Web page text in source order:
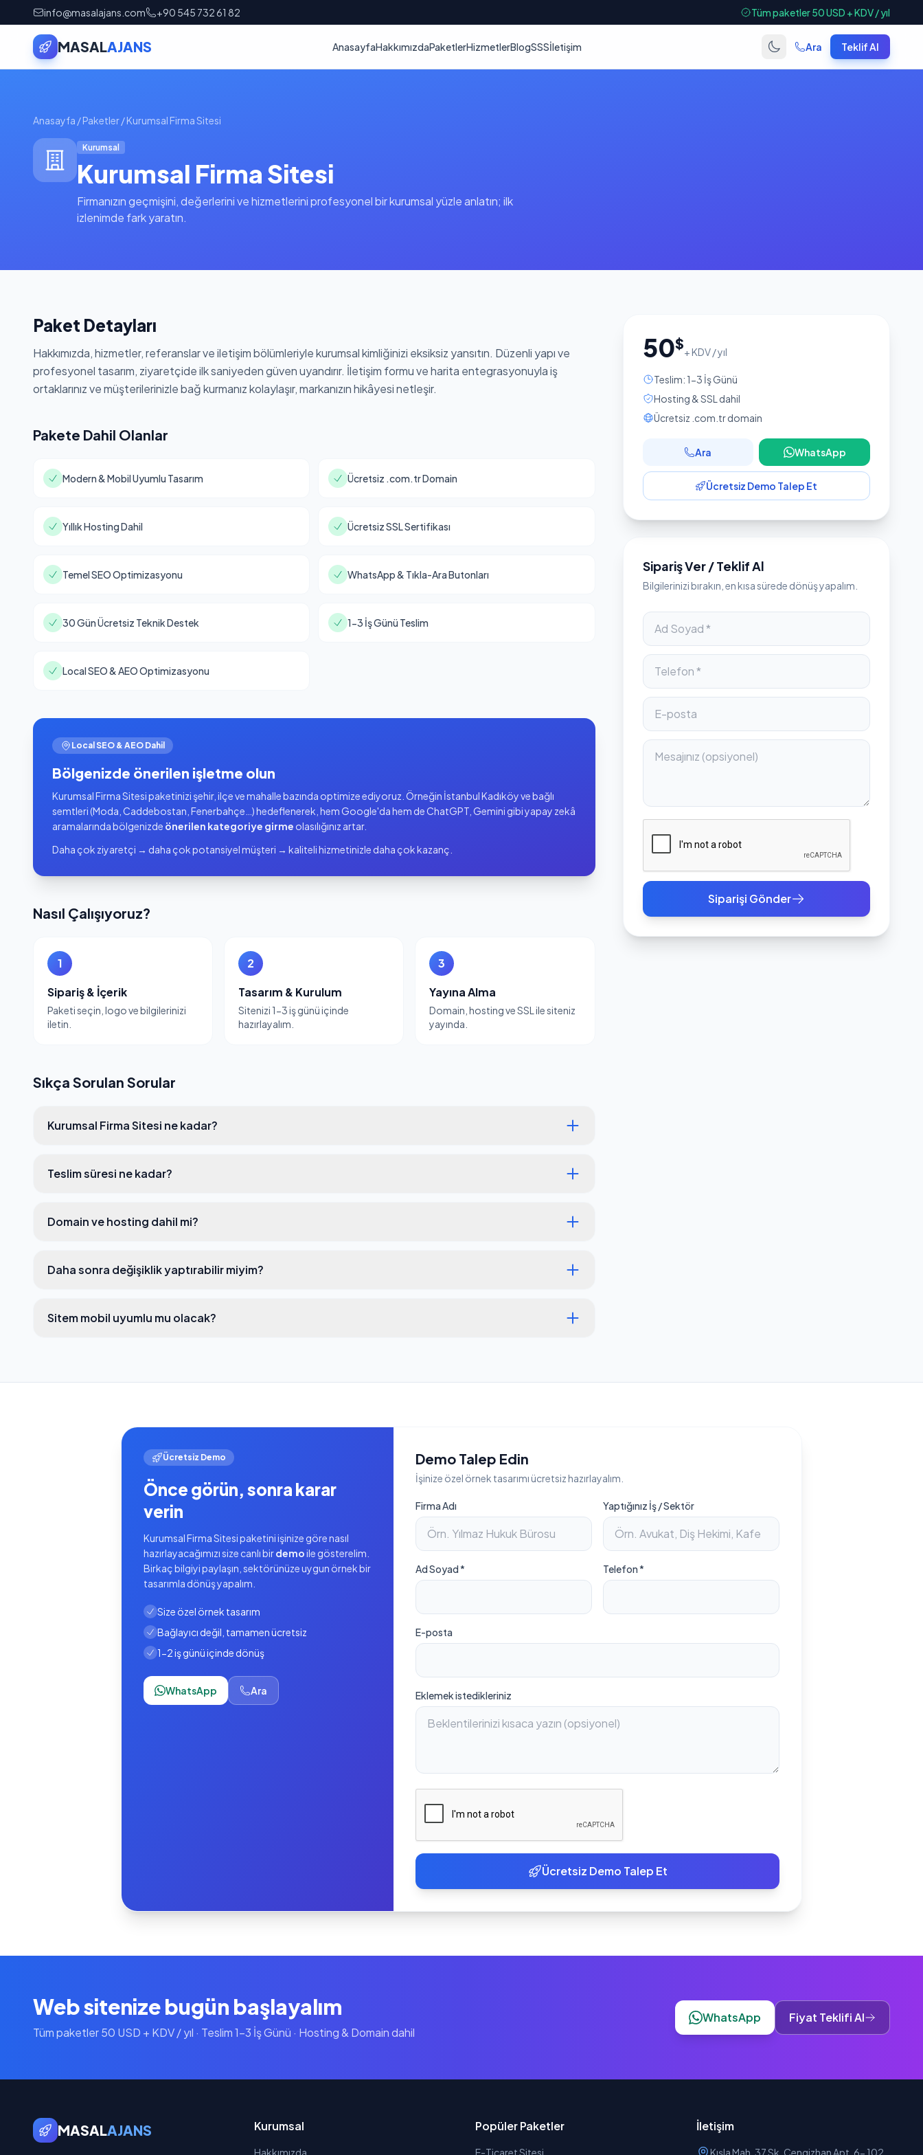
info@masalajans.com +90 545 732 61 82 Tüm paketler 50 USD + KDV / yıl
MASALAJANS AnasayfaHakkımızdaPaketlerHizmetlerBlogSSSİletişim Ara Teklif Al
Anasayfa /Paketler/Kurumsal Firma Sitesi
Kurumsal
Kurumsal Firma Sitesi
Firmanızın geçmişini, değerlerini ve hizmetlerini profesyonel bir kurumsal yüzle anlatın; ilk
izlenimde fark yaratın.
Paket Detayları
Hakkımızda, hizmetler, referanslar ve iletişim bölümleriyle kurumsal kimliğinizi eksiksiz yansıtın. Düzenli yapı ve
profesyonel tasarım, ziyaretçide ilk saniyeden güven uyandırır. İletişim formu ve harita entegrasyonuyla iş
ortaklarınız ve müşterilerinizle bağ kurmanız kolaylaşır, markanızın hikâyesi netleşir.
Pakete Dahil Olanlar
Modern & Mobil Uyumlu Tasarım Ücretsiz .com.tr Domain
Yıllık Hosting Dahil Ücretsiz SSL Sertifikası
Temel SEO Optimizasyonu WhatsApp & Tıkla-Ara Butonları
30 Gün Ücretsiz Teknik Destek 1-3 İş Günü Teslim
Local SEO & AEO Optimizasyonu
Local SEO & AEO Dahil
Bölgenizde önerilen işletme olun
Kurumsal Firma Sitesi paketinizi şehir, ilçe ve mahalle bazında optimize ediyoruz. Örneğin İstanbul Kadıköy ve bağlı
semtleri (Moda, Caddebostan, Fenerbahçe…) hedeflenerek, hem Google'da hem de ChatGPT, Gemini gibi yapay zekâ
aramalarında bölgenizde önerilen kategoriye girme olasılığınız artar.
Daha çok ziyaretçi → daha çok potansiyel müşteri → kaliteli hizmetinizle daha çok kazanç.
Nasıl Çalışıyoruz?
1
Sipariş & İçerik
Paketi seçin, logo ve bilgilerinizi
iletin.
2
Tasarım & Kurulum
Sitenizi 1-3 iş günü içinde
hazırlayalım.
3
Yayına Alma
Domain, hosting ve SSL ile siteniz
yayında.
Sıkça Sorulan Sorular
Kurumsal Firma Sitesi ne kadar?
Teslim süresi ne kadar?
Domain ve hosting dahil mi?
Daha sonra değişiklik yaptırabilir miyim?
Sitem mobil uyumlu mu olacak?
50$+ KDV / yıl
Teslim: 1-3 İş Günü
Hosting & SSL dahil
Ücretsiz .com.tr domain
Ara WhatsApp
Ücretsiz Demo Talep Et
Sipariş Ver / Teklif Al
Bilgilerinizi bırakın, en kısa sürede dönüş yapalım.
Siparişi Gönder
Ücretsiz Demo
Önce görün, sonra karar
verin
Kurumsal Firma Sitesi paketini işinize göre nasıl
hazırlayacağımızı size canlı birdemoile gösterelim.
Birkaç bilgiyi paylaşın, sektörünüze uygun örnek bir
tasarımla dönüş yapalım.
Size özel örnek tasarım
Bağlayıcı değil, tamamen ücretsiz
1-2 iş günü içinde dönüş
WhatsApp Ara
Demo Talep Edin
İşinize özel örnek tasarımı ücretsiz hazırlayalım.
Firma Adı Yaptığınız İş / Sektör
Ad Soyad * Telefon *
E-posta
Eklemek istedikleriniz
Ücretsiz Demo Talep Et
Web sitenize bugün başlayalım
Tüm paketler 50 USD + KDV / yıl · Teslim 1-3 İş Günü · Hosting & Domain dahil
WhatsApp Fiyat Teklifi Al
MASALAJANS Kurumsal
Hakkımızda
Popüler Paketler
E-Ticaret Sitesi
İletişim
Kışla Mah. 37 Sk. Cengizhan Apt. 6- 102